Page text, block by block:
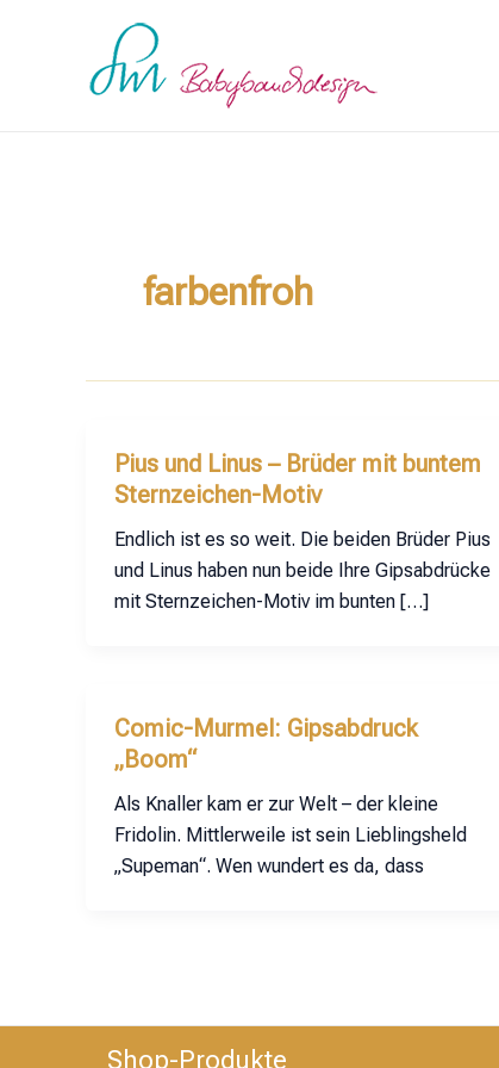
farbenfroh
Pius und Linus – Brüder mit buntem
Sternzeichen-Motiv
Endlich ist es so weit. Die beiden Brüder Pius
und Linus haben nun beide Ihre Gipsabdrücke
mit Sternzeichen-Motiv im bunten […]
Comic-Murmel: Gipsabdruck
„Boom“
Als Knaller kam er zur Welt – der kleine
Fridolin. Mittlerweile ist sein Lieblingsheld
„Supeman“. Wen wundert es da, dass
Shop-Produkte